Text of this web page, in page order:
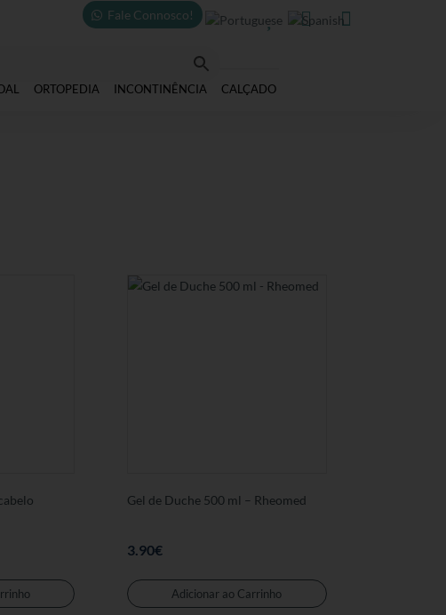
Fale Connosco!   
ORTOPEDIA INCONTINÊNCIA CALÇADO
Gel de Duche 500 ml – Rheomed
3.90€
Adicionar ao Carrinho